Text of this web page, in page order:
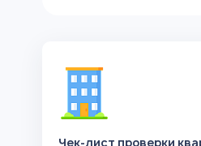
Чек-лист проверки